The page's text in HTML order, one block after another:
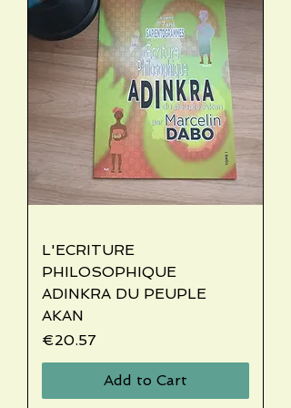
L'ECRITURE
PHILOSOPHIQUE
ADINKRA DU PEUPLE
AKAN
Price
€20.57
Add to Cart